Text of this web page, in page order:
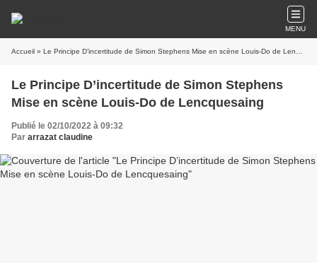
MENU
Accueil » Le Principe D’incertitude de Simon Stephens Mise en scène Louis-Do de Lencquesaing
Le Principe D’incertitude de Simon Stephens
Mise en scène Louis-Do de Lencquesaing
Publié le 02/10/2022 à 09:32
Par arrazat claudine